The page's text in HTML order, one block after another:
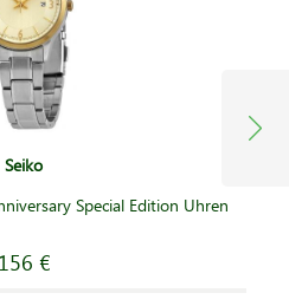
Seiko
Special Edition Uhren
156 €